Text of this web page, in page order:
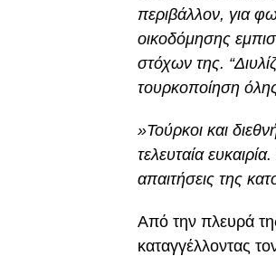
περιβάλλον, για
οικοδόμησης
στόχων της.
τουρκοποίηση
»Τούρκοι και
τελευταία
απαιτήσεις της
Από την πλευρά
καταγγέλλοντας